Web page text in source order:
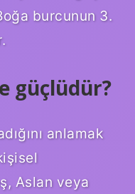
burcunun 3.
güçlüdür?
anlamak
Aslan veya